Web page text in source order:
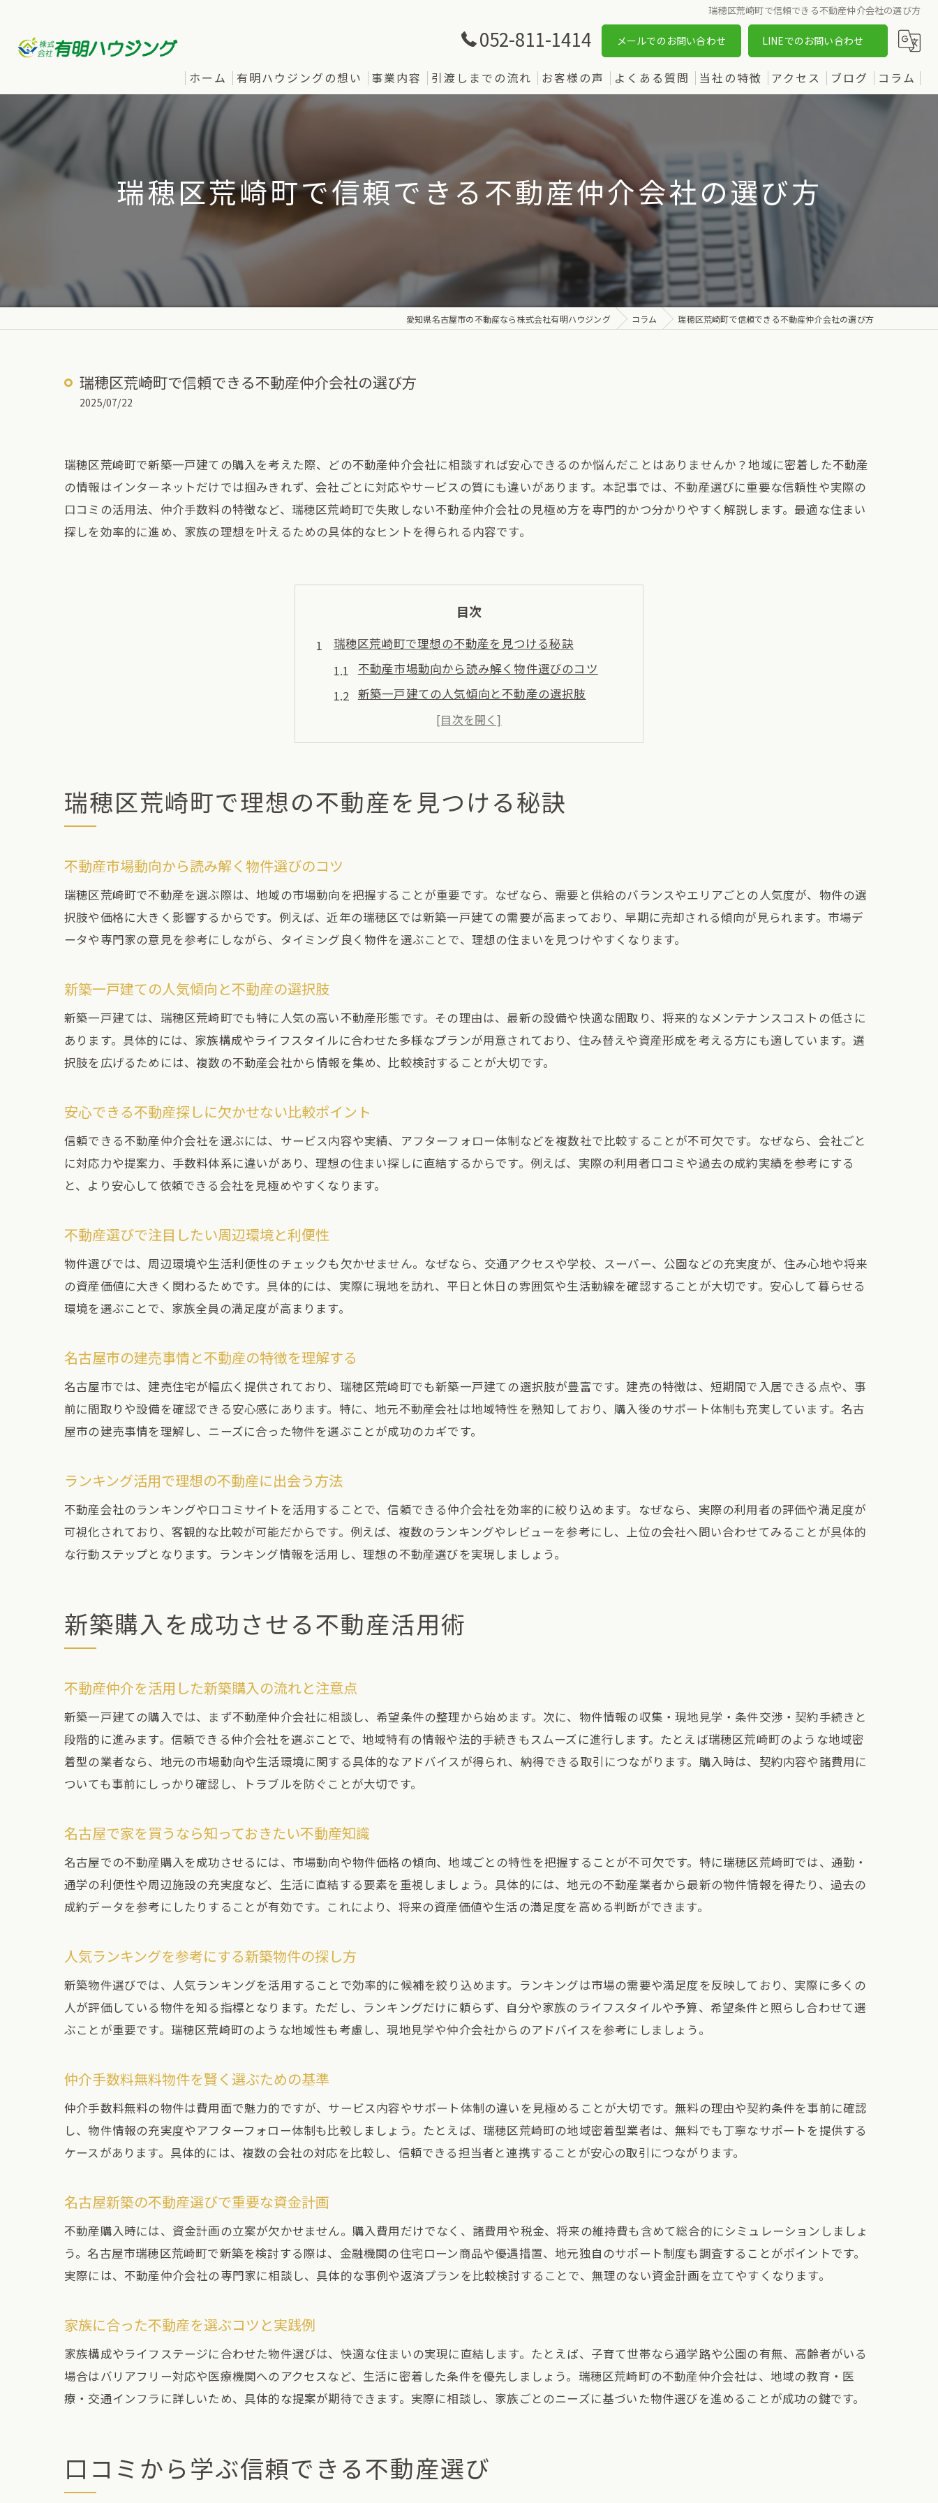
瑞穂区荒崎町で信頼できる不動産仲介会社の選び方
052-811-1414 メールでのお問い合わせ LINEでのお問い合わせ
ホーム 有明ハウジングの想い 事業内容 引渡しまでの流れ お客様の声 よくある質問 当社の特徴
土地
新築
中古
アクセス ブログ コラム
瑞穂区荒崎町で信頼できる不動産仲介会社の選び方
愛知県名古屋市の不動産なら株式会社有明ハウジング コラム 瑞穂区荒崎町で信頼できる不動産仲介会社の選び方
瑞穂区荒崎町で信頼できる不動産仲介会社の選び方
2025/07/22
瑞穂区荒崎町で新築一戸建ての購入を考えた際、どの不動産仲介会社に相談すれば安心できるのか悩んだことはありませんか？地域に密着した不動産
の情報はインターネットだけでは掴みきれず、会社ごとに対応やサービスの質にも違いがあります。本記事では、不動産選びに重要な信頼性や実際の
口コミの活用法、仲介手数料の特徴など、瑞穂区荒崎町で失敗しない不動産仲介会社の見極め方を専門的かつ分かりやすく解説します。最適な住まい
探しを効率的に進め、家族の理想を叶えるための具体的なヒントを得られる内容です。
目次
瑞穂区荒崎町で理想の不動産を見つける秘訣
不動産市場動向から読み解く物件選びのコツ
新築一戸建ての人気傾向と不動産の選択肢
安心できる不動産探しに欠かせない比較ポイント
不動産選びで注目したい周辺環境と利便性
ランキング活用で理想の不動産に出会う方法
新築購入を成功させる不動産活用術
人気ランキングを参考にする新築物件の探し方
仲介手数料無料物件を賢く選ぶための基準
名古屋新築の不動産選びで重要な資金計画
不動産会社の口コミを活かした選び方の工夫
実際の利用者が語る不動産仲介のメリット
口コミでわかる不動産対応の質と信頼性
信頼できる不動産を選ぶための口コミ活用術
口コミ比較で見極める不動産会社の特徴
仲介手数料無料の魅力と選び方のコツ
仲介手数料無料で不動産を選ぶ際の注意点
不動産会社選びで押さえるべき手数料比較
仲介手数料無料の物件で得られる費用対効果
家族構成に合わせた不動産の間取り選び
子育て支援と住みやすさで選ぶ不動産
実際の体験談に学ぶ不動産会社の見極め方
不動産購入で役立つ実体験からのアドバイス
不動産会社の対応事例から見る信頼のポイント
資金計画と物件選びで失敗しないために
不動産購入前に押さえるべき資金計画の基本
新築不動産選びで見落としがちな費用項目
ローン返済シミュレーションと不動産選定
家計に優しい不動産選びのポイントまとめ
不動産購入で後悔しないポイント総まとめ
不動産購入で後悔しないための事前準備
総まとめで振り返る不動産選びのコツ
理想の不動産購入を叶えるための最終確認
迷わない不動産選びを実現する総合ガイド
瑞穂区荒崎町で理想の不動産を見つける秘訣
不動産市場動向から読み解く物件選びのコツ
瑞穂区荒崎町で不動産を選ぶ際は、地域の市場動向を把握することが重要です。なぜなら、需要と供給のバランスやエリアごとの人気度が、物件の選
択肢や価格に大きく影響するからです。例えば、近年の瑞穂区では新築一戸建ての需要が高まっており、早期に売却される傾向が見られます。市場デ
ータや専門家の意見を参考にしながら、タイミング良く物件を選ぶことで、理想の住まいを見つけやすくなります。
新築一戸建ての人気傾向と不動産の選択肢
新築一戸建ては、瑞穂区荒崎町でも特に人気の高い不動産形態です。その理由は、最新の設備や快適な間取り、将来的なメンテナンスコストの低さに
あります。具体的には、家族構成やライフスタイルに合わせた多様なプランが用意されており、住み替えや資産形成を考える方にも適しています。選
択肢を広げるためには、複数の不動産会社から情報を集め、比較検討することが大切です。
安心できる不動産探しに欠かせない比較ポイント
信頼できる不動産仲介会社を選ぶには、サービス内容や実績、アフターフォロー体制などを複数社で比較することが不可欠です。なぜなら、会社ごと
に対応力や提案力、手数料体系に違いがあり、理想の住まい探しに直結するからです。例えば、実際の利用者口コミや過去の成約実績を参考にする
と、より安心して依頼できる会社を見極めやすくなります。
不動産選びで注目したい周辺環境と利便性
物件選びでは、周辺環境や生活利便性のチェックも欠かせません。なぜなら、交通アクセスや学校、スーパー、公園などの充実度が、住み心地や将来
の資産価値に大きく関わるためです。具体的には、実際に現地を訪れ、平日と休日の雰囲気や生活動線を確認することが大切です。安心して暮らせる
環境を選ぶことで、家族全員の満足度が高まります。
名古屋市の建売事情と不動産の特徴を理解する
名古屋市では、建売住宅が幅広く提供されており、瑞穂区荒崎町でも新築一戸建ての選択肢が豊富です。建売の特徴は、短期間で入居できる点や、事
前に間取りや設備を確認できる安心感にあります。特に、地元不動産会社は地域特性を熟知しており、購入後のサポート体制も充実しています。名古
屋市の建売事情を理解し、ニーズに合った物件を選ぶことが成功のカギです。
ランキング活用で理想の不動産に出会う方法
不動産会社のランキングや口コミサイトを活用することで、信頼できる仲介会社を効率的に絞り込めます。なぜなら、実際の利用者の評価や満足度が
可視化されており、客観的な比較が可能だからです。例えば、複数のランキングやレビューを参考にし、上位の会社へ問い合わせてみることが具体的
な行動ステップとなります。ランキング情報を活用し、理想の不動産選びを実現しましょう。
新築購入を成功させる不動産活用術
不動産仲介を活用した新築購入の流れと注意点
新築一戸建ての購入では、まず不動産仲介会社に相談し、希望条件の整理から始めます。次に、物件情報の収集・現地見学・条件交渉・契約手続きと
段階的に進みます。信頼できる仲介会社を選ぶことで、地域特有の情報や法的手続きもスムーズに進行します。たとえば瑞穂区荒崎町のような地域密
着型の業者なら、地元の市場動向や生活環境に関する具体的なアドバイスが得られ、納得できる取引につながります。購入時は、契約内容や諸費用に
ついても事前にしっかり確認し、トラブルを防ぐことが大切です。
名古屋で家を買うなら知っておきたい不動産知識
名古屋での不動産購入を成功させるには、市場動向や物件価格の傾向、地域ごとの特性を把握することが不可欠です。特に瑞穂区荒崎町では、通勤・
通学の利便性や周辺施設の充実度など、生活に直結する要素を重視しましょう。具体的には、地元の不動産業者から最新の物件情報を得たり、過去の
成約データを参考にしたりすることが有効です。これにより、将来の資産価値や生活の満足度を高める判断ができます。
人気ランキングを参考にする新築物件の探し方
新築物件選びでは、人気ランキングを活用することで効率的に候補を絞り込めます。ランキングは市場の需要や満足度を反映しており、実際に多くの
人が評価している物件を知る指標となります。ただし、ランキングだけに頼らず、自分や家族のライフスタイルや予算、希望条件と照らし合わせて選
ぶことが重要です。瑞穂区荒崎町のような地域性も考慮し、現地見学や仲介会社からのアドバイスを参考にしましょう。
仲介手数料無料物件を賢く選ぶための基準
仲介手数料無料の物件は費用面で魅力的ですが、サービス内容やサポート体制の違いを見極めることが大切です。無料の理由や契約条件を事前に確認
し、物件情報の充実度やアフターフォロー体制も比較しましょう。たとえば、瑞穂区荒崎町の地域密着型業者は、無料でも丁寧なサポートを提供する
ケースがあります。具体的には、複数の会社の対応を比較し、信頼できる担当者と連携することが安心の取引につながります。
名古屋新築の不動産選びで重要な資金計画
不動産購入時には、資金計画の立案が欠かせません。購入費用だけでなく、諸費用や税金、将来の維持費も含めて総合的にシミュレーションしましょ
う。名古屋市瑞穂区荒崎町で新築を検討する際は、金融機関の住宅ローン商品や優遇措置、地元独自のサポート制度も調査することがポイントです。
実際には、不動産仲介会社の専門家に相談し、具体的な事例や返済プランを比較検討することで、無理のない資金計画を立てやすくなります。
家族に合った不動産を選ぶコツと実践例
家族構成やライフステージに合わせた物件選びは、快適な住まいの実現に直結します。たとえば、子育て世帯なら通学路や公園の有無、高齢者がいる
場合はバリアフリー対応や医療機関へのアクセスなど、生活に密着した条件を優先しましょう。瑞穂区荒崎町の不動産仲介会社は、地域の教育・医
療・交通インフラに詳しいため、具体的な提案が期待できます。実際に相談し、家族ごとのニーズに基づいた物件選びを進めることが成功の鍵です。
口コミから学ぶ信頼できる不動産選び